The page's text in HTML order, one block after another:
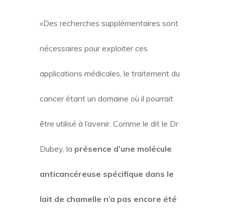
«Des recherches supplémentaires sont
nécessaires pour exploiter ces
applications médicales, le traitement du
cancer étant un domaine où il pourrait
être utilisé à l’avenir. Comme le dit le Dr
Dubey, la présence d’une molécule
anticancéreuse spécifique dans le
lait de chamelle n’a pas encore été